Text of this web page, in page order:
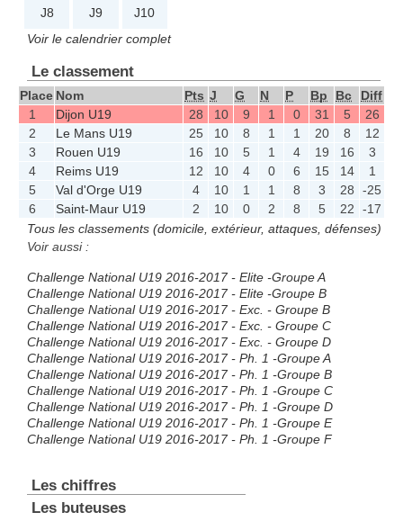
J8 J9
J10
Voir le calendrier complet
Le classement
Place Nom Pts J G N P Bp Bc
Diff
1
Dijon U19 28 10 9 1 0 31 5
26
2
Le Mans U19 25 10 8 1 1 20 8
12
3
Rouen U19 16 10 5 1 4 19 16
3
4
Reims U19 12 10 4 0 6 15 14
1
5
Val d'Orge U19 4 10 1 1 8 3 28
-25
6
Saint-Maur U19 2 10 0 2 8 5 22
-17
Tous les classements (domicile, extérieur, attaques, défenses)
Voir aussi :
Challenge National U19 2016-2017 - Elite -Groupe A
Challenge National U19 2016-2017 - Elite -Groupe B
Challenge National U19 2016-2017 - Exc. - Groupe B
Challenge National U19 2016-2017 - Exc. - Groupe C
Challenge National U19 2016-2017 - Exc. - Groupe D
Challenge National U19 2016-2017 - Ph. 1 -Groupe A
Challenge National U19 2016-2017 - Ph. 1 -Groupe B
Challenge National U19 2016-2017 - Ph. 1 -Groupe C
Challenge National U19 2016-2017 - Ph. 1 -Groupe D
Challenge National U19 2016-2017 - Ph. 1 -Groupe E
Challenge National U19 2016-2017 - Ph. 1 -Groupe F
Les chiffres
Les buteuses